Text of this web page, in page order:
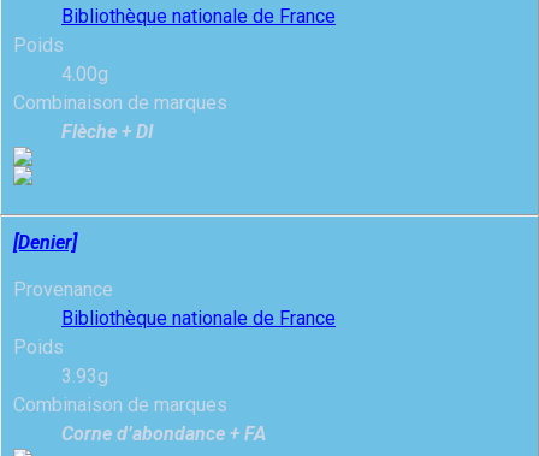
Bibliothèque nationale de France
Poids
4.00g
Combinaison de marques
Flèche + DI
[Denier]
Provenance
Bibliothèque nationale de France
Poids
3.93g
Combinaison de marques
Corne d’abondance + FA